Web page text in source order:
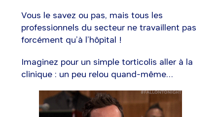
Vous le savez ou pas, mais tous les
professionnels du secteur ne travaillent pas
forcément qu’à l’hôpital !
Imaginez pour un simple torticolis aller à la
clinique : un peu relou quand-même…